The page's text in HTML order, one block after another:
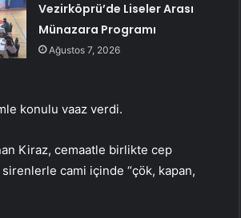
Vezirköprü’de Liseler Arası
Münazara Programı
Ağustos 7, 2026
konulu vaaz verdi.
Kiraz, cemaatle birlikte cep
cami içinde “çök, kapan,